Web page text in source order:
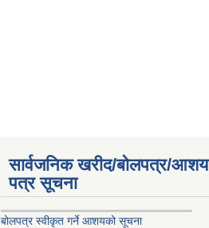
सार्वजनिक खरीद/बोलपत्र/आशय
पत्र सूचना
बोलपत्र स्वीकृत गर्ने आशयको सूचना